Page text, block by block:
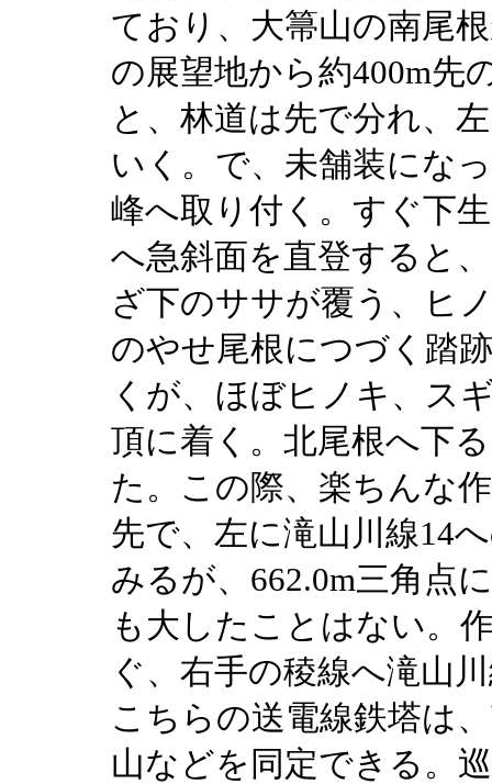
ており、大箒山の南尾
の展望地から約400m先
と、林道は先で分れ、
いく。で、未舗装にな
峰へ取り付く。すぐ下
へ急斜面を直登すると
ざ下のササが覆う、ヒ
のやせ尾根につづく踏
くが、ほぼヒノキ、ス
頂に着く。北尾根へ下
た。この際、楽ちんな
先で、左に滝山川線14
みるが、662.0m三角点
も大したことはない。
ぐ、右手の稜線へ滝山
こちらの送電線鉄塔は
山などを同定できる。